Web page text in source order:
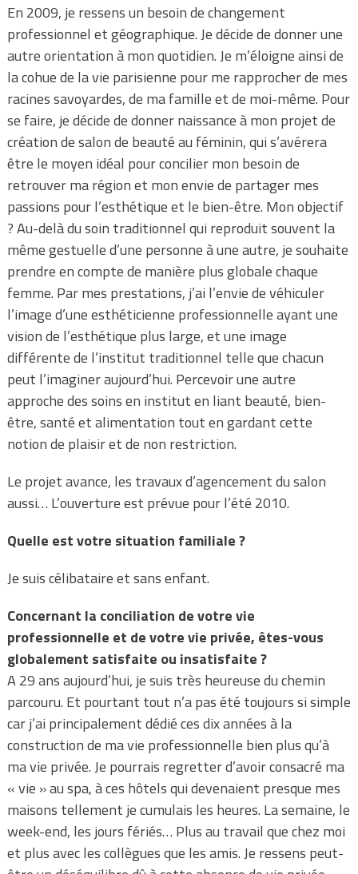
En 2009, je ressens un besoin de changement
professionnel et géographique. Je décide de donner une
autre orientation à mon quotidien. Je m’éloigne ainsi de
la cohue de la vie parisienne pour me rapprocher de mes
racines savoyardes, de ma famille et de moi-même. Pour
se faire, je décide de donner naissance à mon projet de
création de salon de beauté au féminin, qui s’avérera
être le moyen idéal pour concilier mon besoin de
retrouver ma région et mon envie de partager mes
passions pour l’esthétique et le bien-être. Mon objectif
? Au-delà du soin traditionnel qui reproduit souvent la
même gestuelle d’une personne à une autre, je souhaite
prendre en compte de manière plus globale chaque
femme. Par mes prestations, j’ai l’envie de véhiculer
l’image d’une esthéticienne professionnelle ayant une
vision de l’esthétique plus large, et une image
différente de l’institut traditionnel telle que chacun
peut l’imaginer aujourd’hui. Percevoir une autre
approche des soins en institut en liant beauté, bien-
être, santé et alimentation tout en gardant cette
notion de plaisir et de non restriction.
Le projet avance, les travaux d’agencement du salon
aussi… L’ouverture est prévue pour l’été 2010.
Quelle est votre situation familiale ?
Je suis célibataire et sans enfant.
Concernant la conciliation de votre vie
professionnelle et de votre vie privée, êtes-vous
globalement satisfaite ou insatisfaite ?
A 29 ans aujourd’hui, je suis très heureuse du chemin
parcouru. Et pourtant tout n’a pas été toujours si simple
car j’ai principalement dédié ces dix années à la
construction de ma vie professionnelle bien plus qu’à
ma vie privée. Je pourrais regretter d’avoir consacré ma
« vie » au spa, à ces hôtels qui devenaient presque mes
maisons tellement je cumulais les heures. La semaine, le
week-end, les jours fériés… Plus au travail que chez moi
et plus avec les collègues que les amis. Je ressens peut-